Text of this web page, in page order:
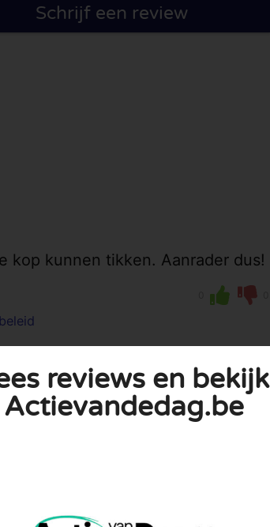
Schrijf een review
kop kunnen tikken. Aanrader dus!
Vereiste velden zijn gemarkeerd
reviews en bekijk
Actievandedag.be